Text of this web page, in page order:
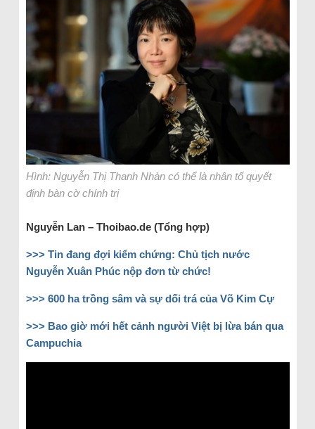
Hình: Nguyễn Thị Thanh Nhàn có thể là nhân tố quyết
định bàn cờ chính trị
Nguyễn Lan – Thoibao.de (Tổng hợp)
>>> Tin đang đợi kiểm chứng: Chủ tịch nước
Nguyễn Xuân Phúc nộp đơn từ chức!
>>> 600 ha trồng sâm và sự dối trá của Võ Kim Cự
>>> Bao giờ mới hết cảnh người Việt bị lừa bán qua
Campuchia